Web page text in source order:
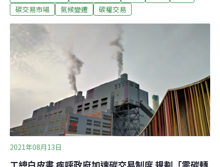
值」（the Economic Value of Carbon）目前尚未公開，不
拉斯哥參加聯合國氣候大會COP26（第26屆締約方會議）
前，就已簽署該份文件。印尼媒體《Tempo.co》指出，印
尼財政部長特別顧問瑪斯伊塔（Masyita Crystallin）與氣
候變遷控制諮詢委員會主席薩爾沃諾（Sarwono
Kusumaatmadja）皆證實該條令的存在。瑪斯伊塔表示，
這份總統行政條令將為印尼吸引更多國際投資人，並展現
印尼落實氣候承諾的決心。碳交易市場將採「總量管制與
交易」機制
碳交易市場
氣候變遷 碳權交易
2021年08月13日
工總白皮書 疾呼政府加速碳交易制度 規劃「零碳轉